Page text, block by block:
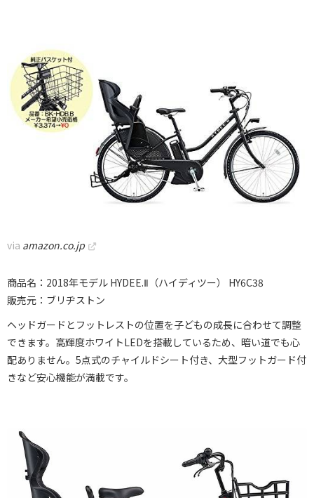
via amazon.co.jp
商品名：2018年モデル HYDEE.Ⅱ（ハイディツー） HY6C38
販売元：ブリヂストン
ヘッドガードとフットレストの位置を子どもの成長に合わせて調整
できます。高輝度ホワイトLEDを搭載しているため、暗い道でも心
配ありません。5点式のチャイルドシート付き、大型フットガード付
きなど安心機能が満載です。